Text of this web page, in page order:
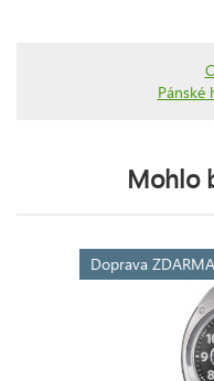
Pánské
Mohlo
Doprava ZDARMA